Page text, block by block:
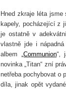
Hned zkraje léta
kapely, pocházející z
je ostatně v
vlastně jde i
albem „Communion“,
novinka „Titan“ zní
netřeba pochybovat o
díla, jinak opět